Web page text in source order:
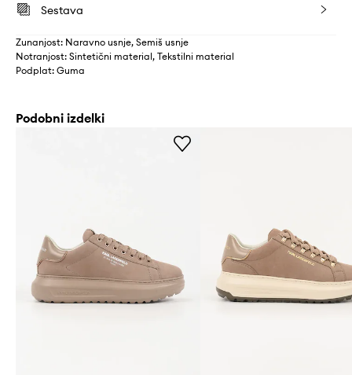
Sestava
Zunanjost: Naravno usnje, Semiš usnje
Notranjost: Sintetični material, Tekstilni material
Podplat: Guma
Podobni izdelki